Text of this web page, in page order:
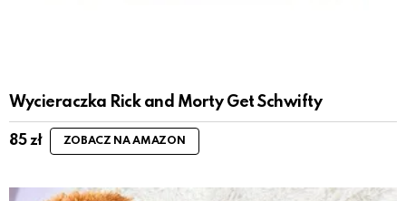
Wycieraczka Rick and Morty Get Schwifty
85zł ZOBACZ NA AMAZON